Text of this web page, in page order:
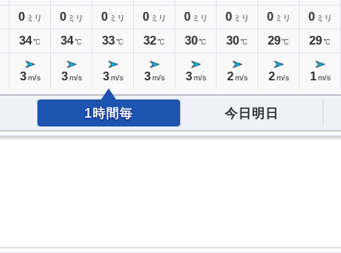
0 ミリ
34℃
3 m/s
0 ミリ
34℃
3 m/s
0 ミリ
33℃
3 m/s
0 ミリ
32℃
3 m/s
0 ミリ
30℃
3 m/s
0 ミリ
30℃
2 m/s
0 ミリ
29℃
2 m/s
0 ミリ
29℃
1 m/s
1時間毎 今日明日